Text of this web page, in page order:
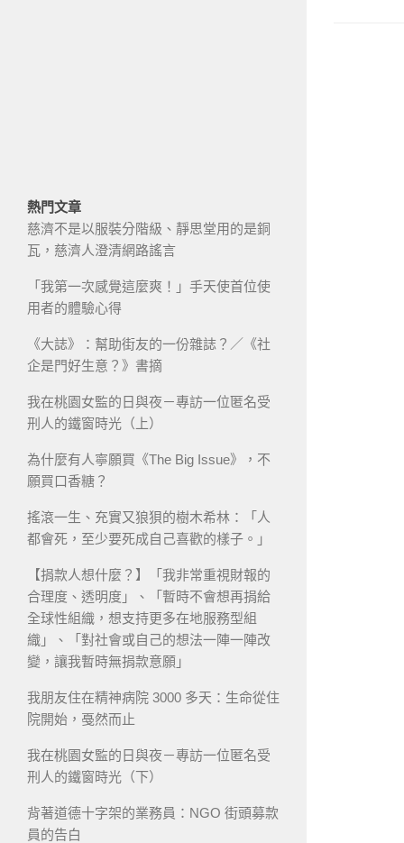
熱門文章
慈濟不是以服裝分階級、靜思堂用的是銅
瓦，慈濟人澄清網路謠言
「我第一次感覺這麼爽！」手天使首位使
用者的體驗心得
《大誌》：幫助街友的一份雜誌？／《社
企是門好生意？》書摘
我在桃園女監的日與夜－專訪一位匿名受
刑人的鐵窗時光（上）
為什麼有人寧願買《The Big Issue》，不
願買口香糖？
搖滾一生、充實又狼狽的樹木希林：「人
都會死，至少要死成自己喜歡的樣子。」
【捐款人想什麼？】「我非常重視財報的
合理度、透明度」、「暫時不會想再捐給
全球性組織，想支持更多在地服務型組
織」、「對社會或自己的想法一陣一陣改
變，讓我暫時無捐款意願」
我朋友住在精神病院 3000 多天：生命從住
院開始，戞然而止
我在桃園女監的日與夜－專訪一位匿名受
刑人的鐵窗時光（下）
背著道德十字架的業務員：NGO 街頭募款
員的告白